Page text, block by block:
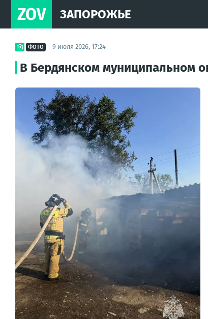
ZOV ЗАПОРОЖЬЕ
ФОТО 9 июля 2026, 17:24
В Бердянском муниципальном